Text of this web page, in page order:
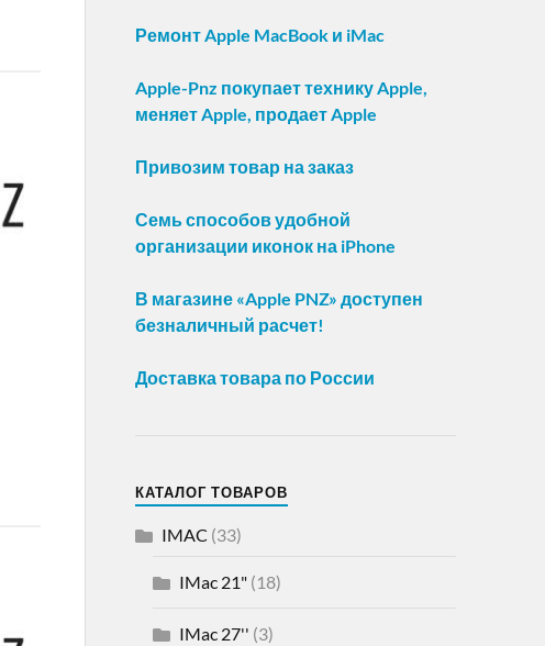
Ремонт Apple MacBook и iMac
Apple-Pnz покупает технику Apple,
меняет Apple, продает Apple
Привозим товар на заказ
Семь способов удобной
организации иконок на iPhone
В магазине «Apple PNZ» доступен
безналичный расчет!
Доставка товара по России
КАТАЛОГ ТОВАРОВ
IMAC (33)
IMac 21"(18)
IMac 27'' (3)